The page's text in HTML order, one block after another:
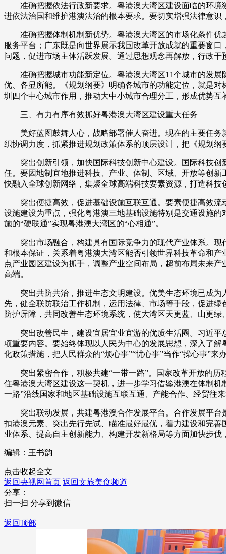
准确把握依法行政新要求。粤港澳大湾区建设面临的环境
进依法治国和维护港澳法治的根本要求。要切实增强法律意
准确把握体制机制新优势。粤港澳大湾区的市场化条件优
服务平台；广东既是向世界展示我国改革开放成就的重要窗
问题，促进市场主体活跃发展。通过思想观念再解放，行政
准确把握城市功能新定位。粤港澳大湾区11个城市的发展
优、各显所能。《规划纲要》明确各城市的功能定位，就是
圳四个中心城市作用，推动大中小城市合理分工，形成优势
三、有力有序有效抓好粤港澳大湾区建设重大任务
美好蓝图鼓舞人心，战略部署催人奋进。现在的主要任务
织协调力度，抓紧推进规划政策体系的顶层设计，把《规划
突出创新引领，加快国际科技创新中心建设。国际科技创
任。要因地制宜地推进科技、产业、体制、区域、开放等创
快融入全球创新网络，集聚全球高端科技要素资源，打造科技
突出便捷高效，促进基础设施互联互通。要素便捷高效流
设施建设为重点，强化粤港澳三地基础设施特别是交通设施
施的“硬联通”实现粤港澳大湾区的“心相通”。
突出市场融合，构建具有国际竞争力的现代产业体系。现
和根本保证，关系着粤港澳大湾区能否引领世界科技革命和
点产业园区建设为抓手，调整产业空间布局，超前布局未来
高端。
突出共防共治，推进生态文明建设。优美生态环境已成为
先，健全联防联治工作机制，运用法律、市场等手段，促进
防护屏障，共同改善生态环境系统，使大湾区天更蓝、山更绿
突出改善民生，建设宜居宜业宜游的优质生活圈。习近平
项重要内容。要始终体现以人民为中心的发展思想，深入了
化政策措施，把人民群众的“烦心事”“忧心事”当作“操心事”
突出紧密合作，积极共建“一带一路”。国家改革开放的历
住粤港澳大湾区建设这一契机，进一步学习借鉴港澳在体制
一路”沿线国家和地区基础设施互联互通、产能合作、经贸往
突出联动发展，共建粤港澳合作发展平台。合作发展平台
扣港澳元素、突出先行先试、瞄准最好最优，着力建设和完
业体系、提高自主创新能力、构建开发新格局等方面加快步伐
编辑：王书韵
点击收起全文
返回央视网首页 返回文旅美食频道
分享：
扫一扫 分享到微信
|
返回顶部